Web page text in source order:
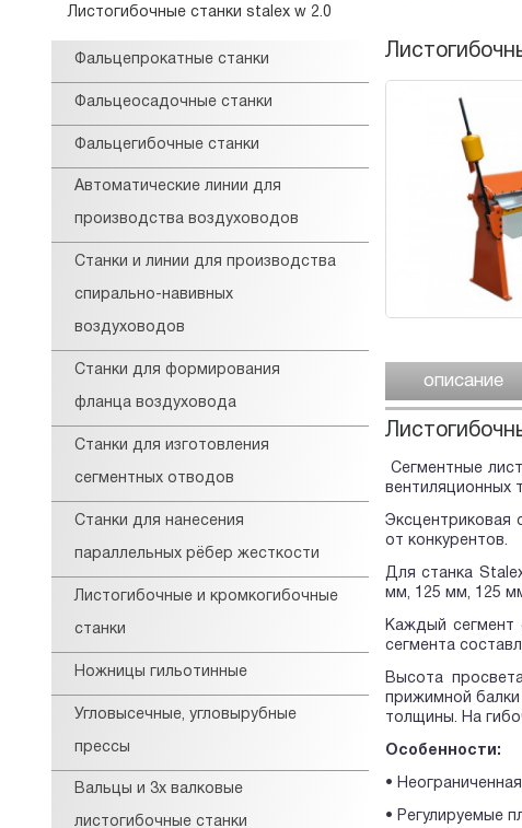
Листогибочные станки stalex w 2.0
Фальцепрокатные станки
Фальцеосадочные станки
Фальцегибочные станки
Автоматические линии для
производства воздуховодов
Станки и линии для производства
спирально-навивных
воздуховодов
Станки для формирования
фланца воздуховода
Станки для изготовления
сегментных отводов
Станки для нанесения
параллельных рёбер жесткости
Листогибочные и кромкогибочные
станки
Ножницы гильотинные
Угловысечные, угловырубные
прессы
Вальцы и 3х валковые
листогибочные станки
описание
Сегментные
вентиляционных
Эксцентриковая
от конкурентов.
Для станка
мм, 125 мм, 125
Каждый сегмент
сегмента
Высота
прижимной
толщины. На
Особенности:
•
• Регулируемые